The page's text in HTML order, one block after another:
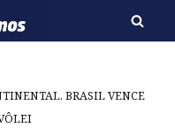
BRASIL VENCE